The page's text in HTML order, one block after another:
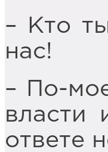
– Кто
нас!
– По-
власти
ответе